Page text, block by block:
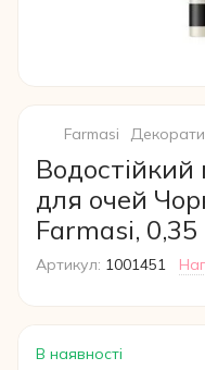
Farmasi
Водостійкий
для очей
Farmasi, 0,35
Артикул: 1001451
В наявності